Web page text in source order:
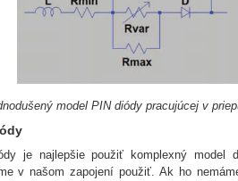
model PIN diódy pracujúcej v
je najlepšie použiť komplexný model
v našom zapojení použiť. Ak ho